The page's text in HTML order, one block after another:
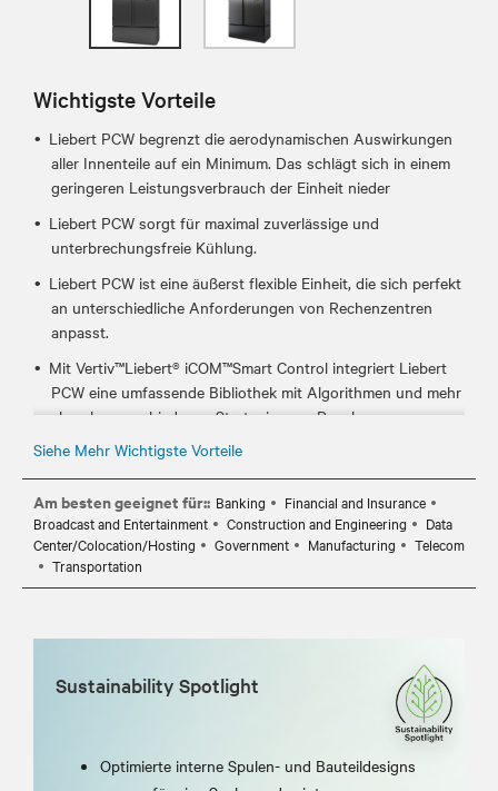
Wichtigste Vorteile
Liebert PCW begrenzt die aerodynamischen Auswirkungen
aller Innenteile auf ein Minimum. Das schlägt sich in einem
geringeren Leistungsverbrauch der Einheit nieder
Liebert PCW sorgt für maximal zuverlässige und
unterbrechungsfreie Kühlung.
Liebert PCW ist eine äußerst flexible Einheit, die sich perfekt
an unterschiedliche Anforderungen von Rechenzentren
anpasst.
Mit Vertiv™Liebert® iCOM™Smart Control integriert Liebert
PCW eine umfassende Bibliothek mit Algorithmen und mehr
als zehn verschiedenen Strategien zur Regelung von
Temperatur/Luftfeuchte und Luftstrom, die in
fünfzigjähriger Erfahrung entwickelt wurden.
Das Vertiv ™ Liebert® PCW - PWM-Modell vervollständigt die
Liebert PCW-Familie und bietet eine Kühllösung, die perfekt
an Anforderungen von Anwendungen ohne Doppelboden
angepasst ist.​
Siehe Mehr Wichtigste Vorteile
Am besten geeignet für:: Banking
Financial and Insurance
Broadcast and Entertainment
Construction and Engineering
Data
Center/Colocation/Hosting
Government Manufacturing
Telecom
Transportation
Sustainability Spotlight
Optimierte interne Spulen- und Bauteildesigns